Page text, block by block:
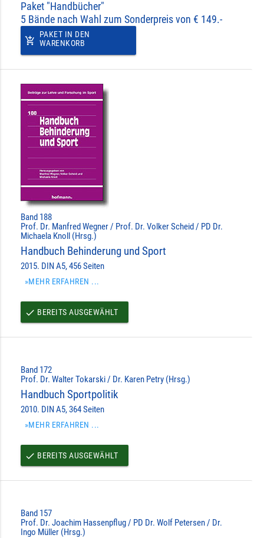
Paket "Handbücher"
5 Bände nach Wahl zum Sonderpreis von € 149.-
add_shopping_cart
PAKET IN DEN
WARENKORB
Band 188
Prof. Dr. Manfred Wegner / Prof. Dr. Volker Scheid / PD Dr.
Michaela Knoll (Hrsg.)
Handbuch Behinderung und Sport
2015. DIN A5, 456 Seiten
»MEHR ERFAHREN ...
done BEREITS AUSGEWÄHLT
Band 172
Prof. Dr. Walter Tokarski / Dr. Karen Petry (Hrsg.)
Handbuch Sportpolitik
2010. DIN A5, 364 Seiten
»MEHR ERFAHREN ...
done BEREITS AUSGEWÄHLT
Band 157
Prof. Dr. Joachim Hassenpflug / PD Dr. Wolf Petersen / Dr.
Ingo Müller (Hrsg.)